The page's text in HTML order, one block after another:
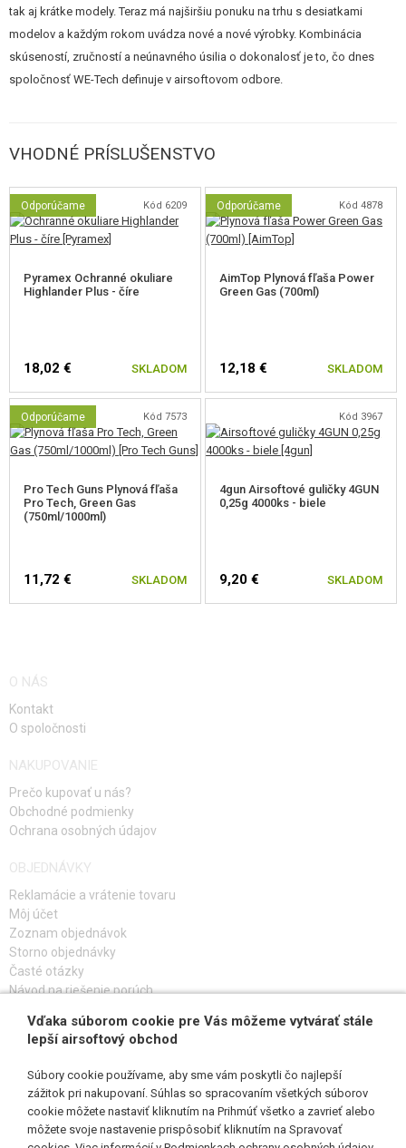
tak aj krátke modely. Teraz má najširšiu ponuku na trhu s desiatkami
modelov a každým rokom uvádza nové a nové výrobky. Kombinácia
skúseností, zručností a neúnavného úsilia o dokonalosť je to, čo dnes
spoločnosť WE-Tech definuje v airsoftovom odbore.
VHODNÉ PRÍSLUŠENSTVO
Odporúčame Kód 6209
Pyramex Ochranné okuliare
Highlander Plus - číre
18,02 € SKLADOM
Odporúčame Kód 4878
AimTop Plynová fľaša Power
Green Gas (700ml)
12,18 € SKLADOM
Odporúčame Kód 7573
Pro Tech Guns Plynová fľaša
Pro Tech, Green Gas
(750ml/1000ml)
11,72 € SKLADOM
Kód 3967
4gun Airsoftové guličky 4GUN
0,25g 4000ks - biele
9,20 € SKLADOM
O NÁS
Kontakt
O spoločnosti
NAKUPOVANIE
Prečo kupovať u nás?
Obchodné podmienky
Ochrana osobných údajov
OBJEDNÁVKY
Reklamácie a vrátenie tovaru
Môj účet
Zoznam objednávok
Storno objednávky
Časté otázky
Návod na riešenie porúch
PRIHLÁS SA K ODBERU
SLEDUJ NÁS
Vďaka súborom cookie pre Vás môžeme vytvárať stále
lepší airsoftový obchod
Súbory cookie používame, aby sme vám poskytli čo najlepší
zážitok pri nakupovaní. Súhlas so spracovaním všetkých súborov
cookie môžete nastaviť kliknutím na Prihmúť všetko a zavrieť alebo
môžete svoje nastavenie prispôsobiť kliknutím na Spravovať